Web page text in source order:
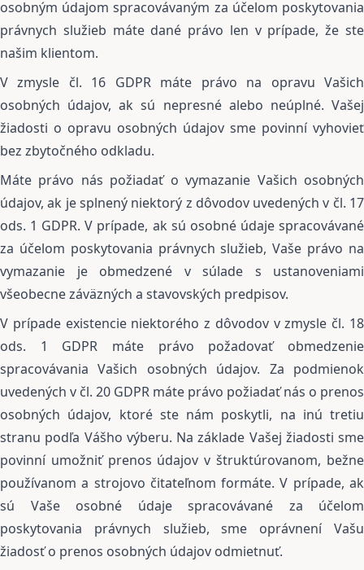
osobným údajom spracovávaným za účelom poskytovania
právnych služieb máte dané právo len v prípade, že ste
našim klientom.
V zmysle čl. 16 GDPR máte právo na opravu Vašich
osobných údajov, ak sú nepresné alebo neúplné. Vašej
žiadosti o opravu osobných údajov sme povinní vyhovieť
bez zbytočného odkladu.
Máte právo nás požiadať o vymazanie Vašich osobných
údajov, ak je splnený niektorý z dôvodov uvedených v čl. 17
ods. 1 GDPR. V prípade, ak sú osobné údaje spracovávané
za účelom poskytovania právnych služieb, Vaše právo na
vymazanie je obmedzené v súlade s ustanoveniami
všeobecne záväzných a stavovských predpisov.
V prípade existencie niektorého z dôvodov v zmysle čl. 18
ods. 1 GDPR máte právo požadovať obmedzenie
spracovávania Vašich osobných údajov. Za podmienok
uvedených v čl. 20 GDPR máte právo požiadať nás o prenos
osobných údajov, ktoré ste nám poskytli, na inú tretiu
stranu podľa Vášho výberu. Na základe Vašej žiadosti sme
povinní umožniť prenos údajov v štruktúrovanom, bežne
používanom a strojovo čitateľnom formáte. V prípade, ak
sú Vaše osobné údaje spracovávané za účelom
poskytovania právnych služieb, sme oprávnení Vašu
žiadosť o prenos osobných údajov odmietnuť.